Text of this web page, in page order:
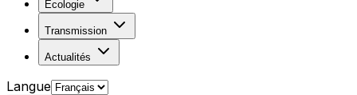
Écologie
Transmission
Actualités
Langue